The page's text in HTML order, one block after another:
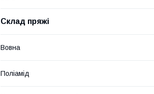
Склад пряжі
Вовна
Поліамід